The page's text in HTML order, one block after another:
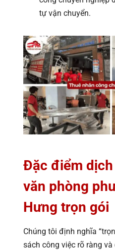
tự vận chuyển.
Đặc điểm
văn phòng
Hưng trọn gói
Chúng tôi định nghĩa
sách công việc rõ ràng